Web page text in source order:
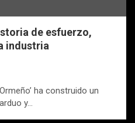
de esfuerzo,
industria
ha construido un
y…